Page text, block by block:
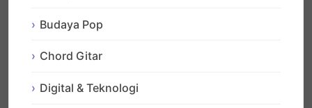
Budaya Pop
Chord Gitar
Digital & Teknologi